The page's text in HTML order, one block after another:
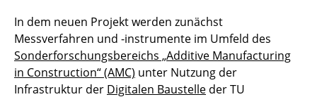
In dem neuen Projekt werden zunächst
Messverfahren und -instrumente im Umfeld des
Sonderforschungsbereichs „Additive Manufacturing
in Construction“ (AMC) unter Nutzung der
Infrastruktur der Digitalen Baustelle der TU